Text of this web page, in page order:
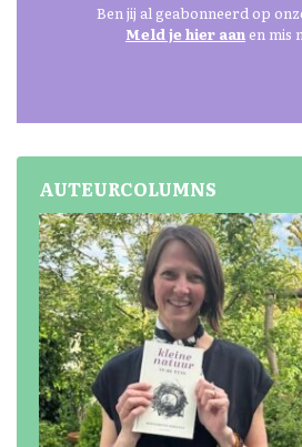
Ben jij al geabonneerd op
Meld je hier aan en mis
AUTEURCOLUMNS